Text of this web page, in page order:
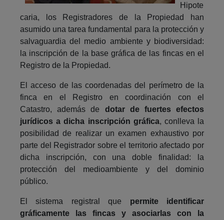
Hipote
caria, los Registradores de la Propiedad han
asumido una tarea fundamental para la protección y
salvaguardia del medio ambiente y biodiversidad:
la inscripción de la base gráfica de las fincas en el
Registro de la Propiedad.
El acceso de las coordenadas del perímetro de la
finca en el Registro en coordinación con el
Catastro, además de dotar de fuertes efectos
jurídicos a dicha inscripción gráfica, conlleva la
posibilidad de realizar un examen exhaustivo por
parte del Registrador sobre el territorio afectado por
dicha inscripción, con una doble finalidad: la
protección del medioambiente y del dominio
público.
El sistema registral que permite identificar
gráficamente las fincas y asociarlas con la